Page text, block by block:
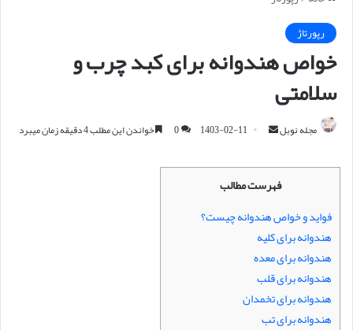
رپورتاژ
خواص هندوانه برای کبد چرب و
سلامتی
مجله نوبل
س
ا
ا
ی
م
ی
ل
1403-02-11
0 خواندن این مطلب 4 دقیقه زمان میبرد
فهرست مطالب
فواید و خواص هندوانه چیست؟
هندوانه برای کلیه
هندوانه برای معده
هندوانه برای قلب
هندوانه برای تخمدان
هندوانه برای تب